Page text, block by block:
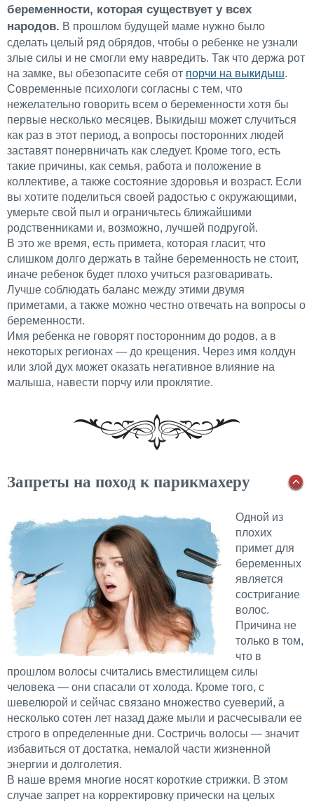
беременности, которая существует у всех
народов. В прошлом будущей маме нужно было
сделать целый ряд обрядов, чтобы о ребенке не узнали
злые силы и не смогли ему навредить. Так что держа рот
на замке, вы обезопасите себя от порчи на выкидыш.
Современные психологи согласны с тем, что
нежелательно говорить всем о беременности хотя бы
первые несколько месяцев. Выкидыш может случиться
как раз в этот период, а вопросы посторонних людей
заставят понервничать как следует. Кроме того, есть
такие причины, как семья, работа и положение в
коллективе, а также состояние здоровья и возраст. Если
вы хотите поделиться своей радостью с окружающими,
умерьте свой пыл и ограничьтесь ближайшими
родственниками и, возможно, лучшей подругой.
В это же время, есть примета, которая гласит, что
слишком долго держать в тайне беременность не стоит,
иначе ребенок будет плохо учиться разговаривать.
Лучше соблюдать баланс между этими двумя
приметами, а также можно честно отвечать на вопросы о
беременности.
Имя ребенка не говорят посторонним до родов, а в
некоторых регионах — до крещения. Через имя колдун
или злой дух может оказать негативное влияние на
малыша, навести порчу или проклятие.
Запреты на поход к парикмахеру
Одной из
плохих
примет для
беременных
является
состригание
волос.
Причина не
только в том,
что в
прошлом волосы считались вместилищем силы
человека — они спасали от холода. Кроме того, с
шевелюрой и сейчас связано множество суеверий, а
несколько сотен лет назад даже мыли и расчесывали ее
строго в определенные дни. Состричь волосы — значит
избавиться от достатка, немалой части жизненной
энергии и долголетия.
В наше время многие носят короткие стрижки. В этом
случае запрет на корректировку прически на целых